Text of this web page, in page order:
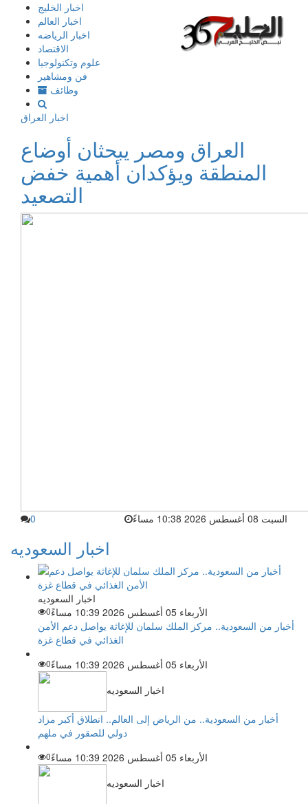
إذهب
المحتوى
اخبار الخليج
اخبار العالم
اخبار الرياضه
الاقتصاد
علوم وتكنولوجيا
فن ومشاهير
وظائف
اخبار العراق
العراق ومصر يبحثان أوضاع
المنطقة ويؤكدان أهمية خفض
التصعيد
السبت 08 أغسطس 2026 10:38 مساءً 0
اخبار السعوديه
اخبار السعوديه
الأربعاء 05 أغسطس 2026 10:39 مساءً
0
أخبار من السعودية.. مركز الملك سلمان للإغاثة يواصل دعم الأمن
الغذائي في قطاع غزة
الأربعاء 05 أغسطس 2026 10:39 مساءً
0
اخبار السعوديه
أخبار من السعودية.. من الرياض إلى العالم.. انطلاق أكبر مزاد
دولي للصقور في ملهم
الأربعاء 05 أغسطس 2026 10:39 مساءً
0
اخبار السعوديه